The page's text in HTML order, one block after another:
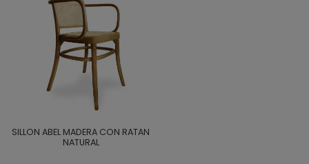
SILLON ABEL MADERA CON RATAN
NATURAL